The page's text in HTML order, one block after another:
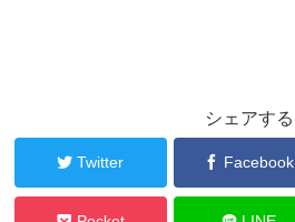
シェアする
Twitter Facebook